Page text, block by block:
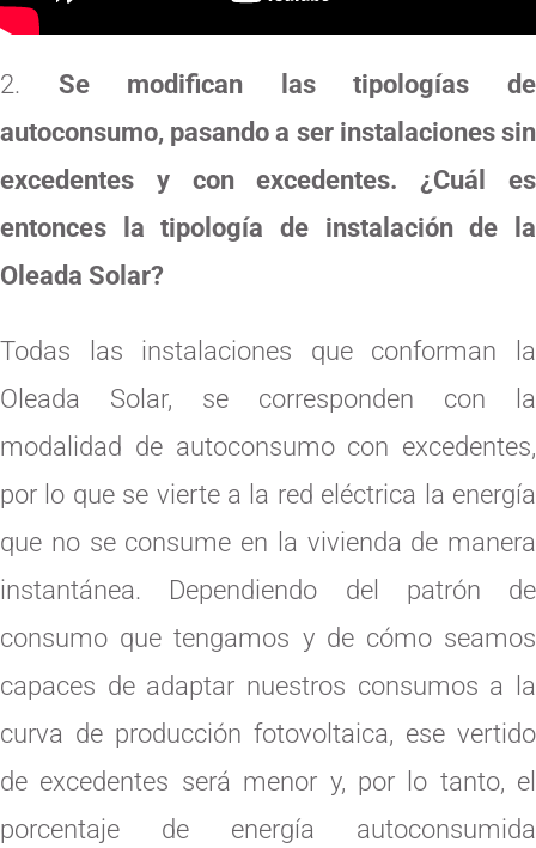
Se modifican las tipologías de
autoconsumo, pasando a ser instalaciones sin
excedentes y con excedentes. ¿Cuál es
entonces la tipología de instalación de la
Oleada Solar?
Todas las instalaciones que conforman la
Oleada Solar, se corresponden con la
modalidad de autoconsumo con excedentes,
por lo que se vierte a la red eléctrica la energía
que no se consume en la vivienda de manera
instantánea. Dependiendo del patrón de
consumo que tengamos y de cómo seamos
capaces de adaptar nuestros consumos a la
curva de producción fotovoltaica, ese vertido
de excedentes será menor y, por lo tanto, el
porcentaje de energía autoconsumida